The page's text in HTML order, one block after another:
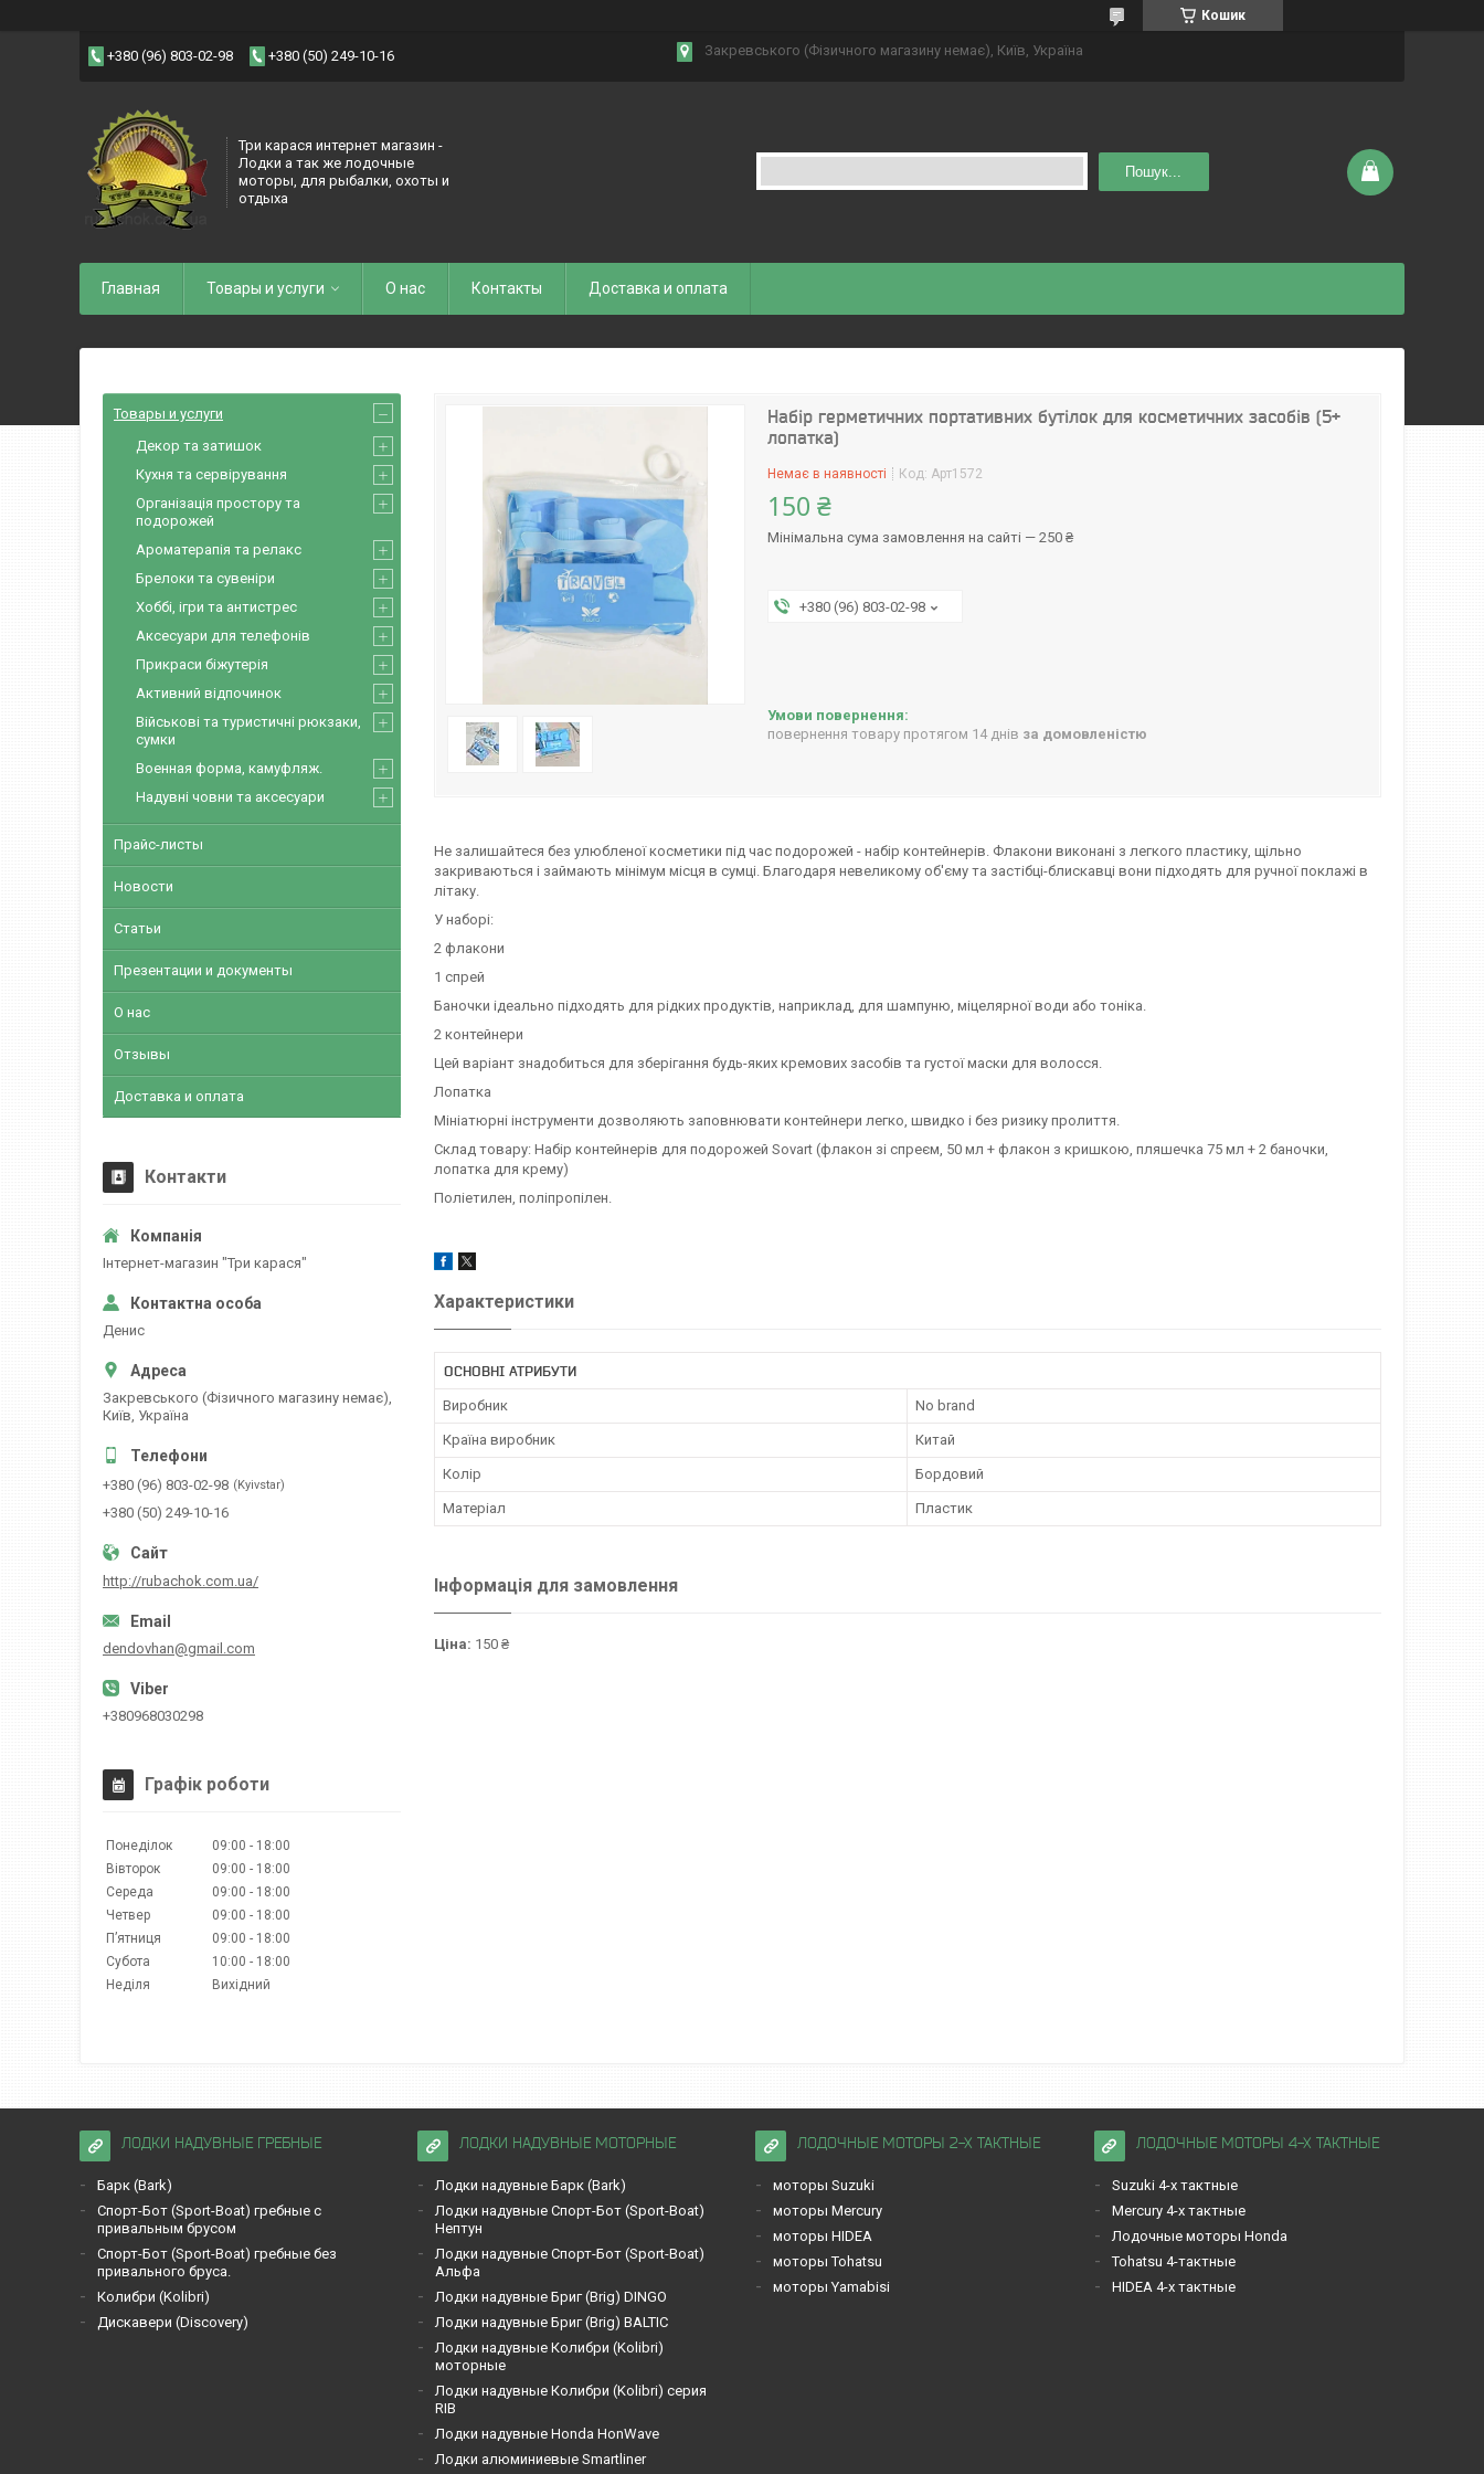
Кошик
+380 (96) 803-02-98 +380 (50) 249-10-16 Закревського (Фізичного магазину немає), Київ, Україна
Три карася интернет магазин -
Лодки а так же лодочные
моторы, для рыбалки, охоты и
отдыха
Пошук...
Главная Товары и услуги О нас Контакты Доставка и оплата
Набір герметичних портативних бутілок для косметичних засобів (5+
лопатка)
Немає в наявності Код: Арт1572
150 ₴
Мінімальна сума замовлення на сайті — 250 ₴
+380 (96) 803-02-98
повернення товару протягом 14 днів за домовленістю
Не залишайтеся без улюбленої косметики під час подорожей - набір контейнерів. Флакони виконані з легкого пластику, щільно
закриваються і займають мінімум місця в сумці. Благодаря невеликому об'єму та застібці-блискавці вони підходять для ручної поклажі в
літаку.
У наборі:
2 флакони
1 спрей
Баночки ідеально підходять для рідких продуктів, наприклад, для шампуню, міцелярної води або тоніка.
2 контейнери
Цей варіант знадобиться для зберігання будь-яких кремових засобів та густої маски для волосся.
Лопатка
Мініатюрні інструменти дозволяють заповнювати контейнери легко, швидко і без ризику пролиття.
Склад товару: Набір контейнерів для подорожей Sovart (флакон зі спреєм, 50 мл + флакон з кришкою, пляшечка 75 мл + 2 баночки,
лопатка для крему)
Поліетилен, поліпропілен.
Характеристики
ОСНОВНІ АТРИБУТИ
Виробник No brand
Країна виробник Китай
Колір Бордовий
Матеріал Пластик
Інформація для замовлення
Ціна: 150 ₴
Товары и услуги
Декор та затишок
Кухня та сервірування
Організація простору та
подорожей
Ароматерапія та релакс
Брелоки та сувеніри
Хоббі, ігри та антистрес
Аксесуари для телефонів
Прикраси біжутерія
Активний відпочинок
Військові та туристичні рюкзаки,
сумки
Военная форма, камуфляж.
Надувні човни та аксесуари
Прайс-листы
Новости
Статьи
Презентации и документы
О нас
Отзывы
Доставка и оплата
Контакти
Інтернет-магазин "Три карася"
Денис
Закревського (Фізичного магазину немає),
Київ, Україна
+380 (96) 803-02-98 Kyivstar
+380 (50) 249-10-16
http://rubachok.com.ua/
dendovhan@gmail.com
+380968030298
Графік роботи
Понеділок 09:00
18:00
Вівторок
09:00
18:00
Середа
09:00
18:00
Четвер
09:00
18:00
Пʼятниця
09:00
18:00
Субота
10:00
18:00
Неділя
Вихідний
ЛОДКИ НАДУВНЫЕ ГРЕБНЫЕ
Барк (Bark)
Спорт-Бот (Sport-Boat) гребные с
привальным брусом
Спорт-Бот (Sport-Boat) гребные без
привального бруса.
Кoлибри (Kolibri)
Дискавери (Discoverу)
ЛОДКИ НАДУВНЫЕ МОТОРНЫЕ
Лодки надувные Барк (Bark)
Лодки надувные Спорт-Бот (Sport-Boat)
Нептун
Лодки надувные Спорт-Бот (Sport-Boat)
Альфа
Лодки надувные Бриг (Brig) DINGO
Лодки надувные Бриг (Brig) BALTIC
Лодки надувные Кoлибри (Kolibri)
моторные
Лодки надувные Кoлибри (Kolibri) серия
RIB
Лодки надувные Honda HonWave
Лодки алюминиевые Smartliner
ЛОДОЧНЫЕ МОТОРЫ 2-Х ТАКТНЫЕ
моторы Suzuki
моторы Mercury
моторы HIDEA
моторы Tohatsu
моторы Yamabisi
ЛОДОЧНЫЕ МОТОРЫ 4-Х ТАКТНЫЕ
Suzuki 4-х тактные
Mercury 4-х тактные
Лодочные моторы Honda
Tohatsu 4-тактные
HIDEA 4-х тактные